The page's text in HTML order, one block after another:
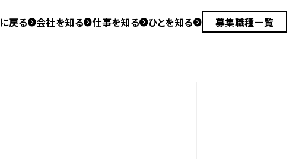
に戻る 会社を知る 仕事を知る ひとを知る 募集職種一覧